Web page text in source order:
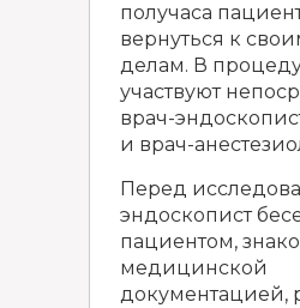
получаса
вернуться к
делам. В
участвуют
врач-
и врач-
Перед
эндоскопист
пациентом,
медицинской
документацией,